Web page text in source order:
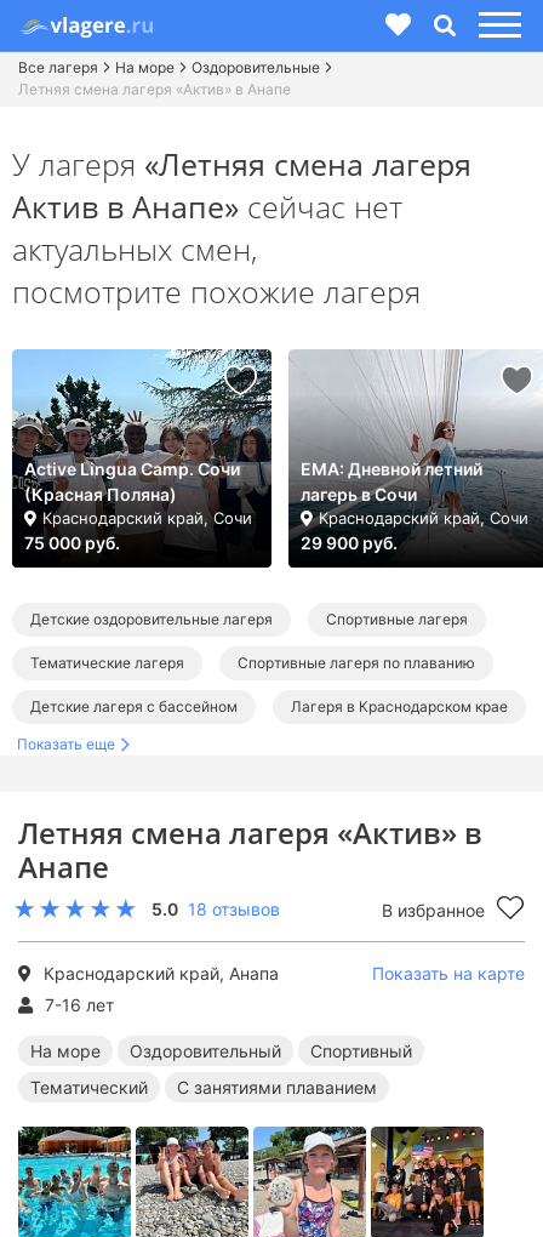
Все лагеря На море
Оздоровительные
Летняя смена лагеря «Актив» в Анапе
Летняя смена лагеря «Актив» в
Анапе
5.0 18 отзывов В избранное
Краснодарский край, Анапа
Показать на карте
7-16 лет
На море Оздоровительный
Спортивный
Тематический
С занятиями плаванием
У лагеря «Летняя смена лагеря
Актив в Анапе» сейчас нет
актуальных смен,
посмотрите похожие лагеря
Active Lingua Camp. Сочи
(Красная Поляна)
Краснодарский край, Сочи
75 000 руб.
ЕМА: Дневной летний
лагерь в Сочи
Краснодарский край, Сочи
29 900 руб.
Детские оздоровительные лагеря Спортивные лагеря
Тематические лагеря Спортивные лагеря по плаванию
Детские лагеря с бассейном Лагеря в Краснодарском крае
Детские лагеря в Анапе
Оздоровительные лагеря в Краснодарском крае
Спортивные лагеря в Краснодарском крае
Лагеря с занятиями плаванием в Краснодарском крае
Лагеря с бассейном в Краснодарском крае
Оздоровительные лагеря в Анапе
Спортивные лагеря в Анапе Тематические лагеря в Анапе
Лагеря с занятиями плаванием в Анапе
Лагеря с бассейном в Анапе
Оздоровительные лагеря на море
Показать еще